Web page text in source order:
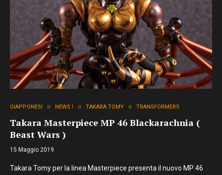
GIAPPONESI NEWS ! TAKARA TOMY TRANSFORMERS
Takara Masterpiece MP 46 Blackarachnia (
Beast Wars )
15 Maggio 2019
Takara Tomy per la linea Masterpiece presenta il nuovo MP 46